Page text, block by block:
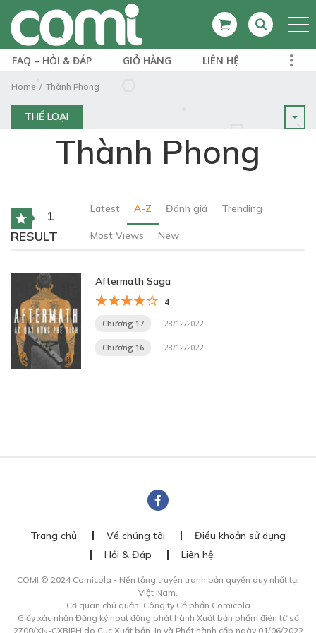
FAQ – HỎI & ĐÁP GIỎ HÀNG LIÊN HỆ
Home Thành Phong
THỂ LOẠI
Thành Phong
1
RESULT
Latest A-Z Đánh giá Trending
Most Views New
Aftermath Saga
4
Chương 17 28/12/2022
Chương 16 28/12/2022
Trang chủ Về chúng tôi
Điều khoản sử dụng
Hỏi & Đáp
Liên hệ
COMI © 2024 Comicola - Nền tảng truyện tranh bản quyền duy nhất tại
Việt Nam.
Cơ quan chủ quản: Công ty Cổ phần Comicola
Giấy xác nhận Đăng ký hoạt động phát hành Xuất bản phẩm điện tử số
2700/XN-CXBIPH do Cục Xuất bản, In và Phát hành cấp ngày 01/06/2022